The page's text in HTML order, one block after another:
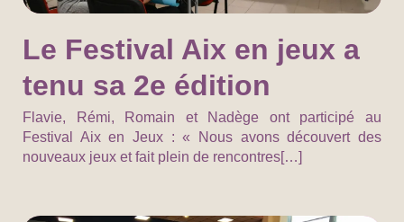
Le Festival Aix en jeux a
tenu sa 2e édition
Flavie, Rémi, Romain et Nadège ont participé au
Festival Aix en Jeux : « Nous avons découvert des
nouveaux jeux et fait plein de rencontres[…]